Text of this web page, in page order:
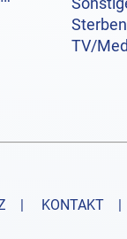
TV/
| KONTAKT